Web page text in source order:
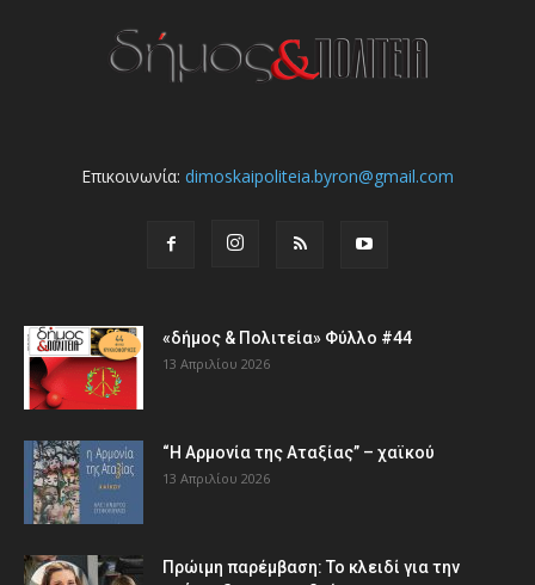
Επικοινωνία: dimoskaipoliteia.byron@gmail.com
«δήμος & Πολιτεία» Φύλλο #44
13 Απριλίου 2026
“Η Αρμονία της Αταξίας” – χαϊκού
13 Απριλίου 2026
Πρώιμη παρέμβαση: Το κλειδί για την